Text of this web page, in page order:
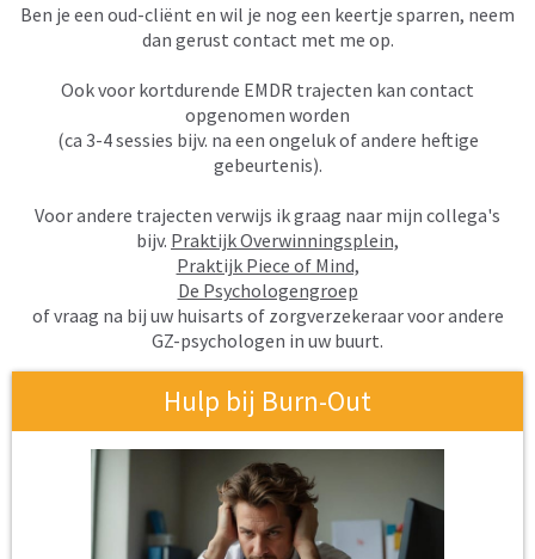
Ben je een oud-cliënt en wil je nog een keertje sparren, neem
dan gerust contact met me op.
Ook voor kortdurende EMDR trajecten kan contact
opgenomen worden
(ca 3-4 sessies bijv. na een ongeluk of andere heftige
gebeurtenis).
Voor andere trajecten verwijs ik graag naar mijn collega's
bijv. Praktijk Overwinningsplein,
Praktijk Piece of Mind,
De Psychologengroep
of vraag na bij uw huisarts of zorgverzekeraar voor andere
GZ-psychologen in uw buurt.
Hulp bij Burn-Out